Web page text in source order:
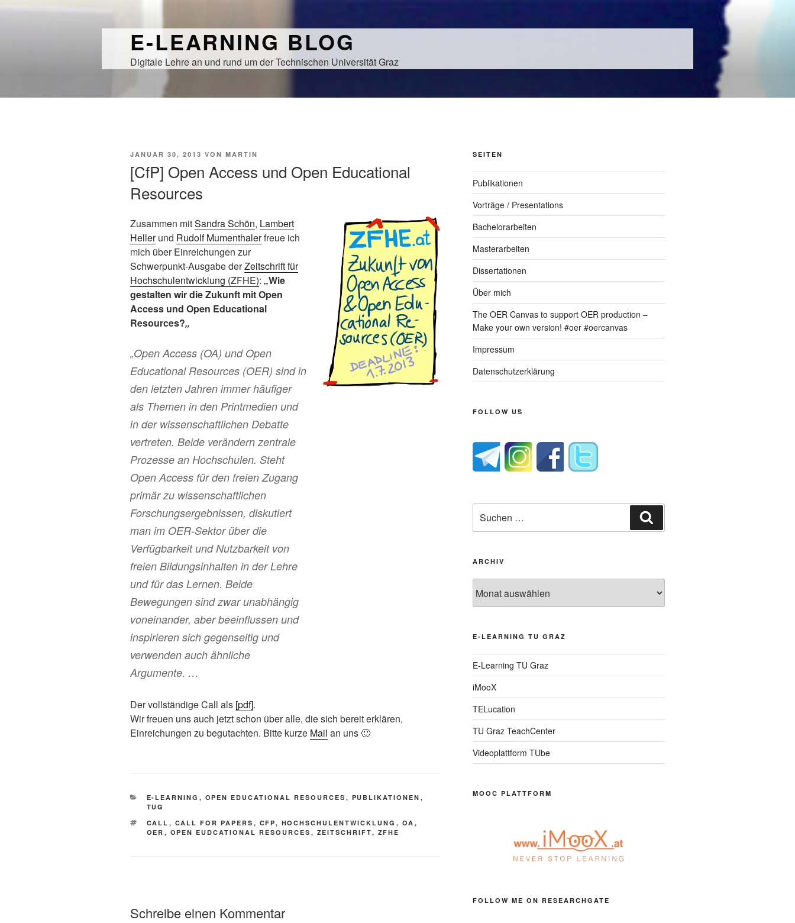
E-LEARNING BLOG
Digitale Lehre an und rund um der Technischen Universität Graz
VERÖFFENTLICHT
JANUAR 30, 2013 VON MARTIN
[CfP] Open Access und Open Educational
Resources
Zusammen mitSandra Schön, Lambert
Hellerund Rudolf Mumenthalerfreue ich
mich über Einreichungen zur
Schwerpunkt-Ausgabe derZeitschrift für
Hochschulentwicklung (ZFHE): „Wie
gestalten wir die Zukunft mit Open
Access und Open Educational
Resources?„
„Open Access (OA) und Open
Educational Resources (OER) sind in
den letzten Jahren immer häufiger
als Themen in den Printmedien und
in der wissenschaftlichen Debatte
vertreten. Beide verändern zentrale
Prozesse an Hochschulen. Steht
Open Access für den freien Zugang
primär zu wissenschaftlichen
Forschungsergebnissen, diskutiert
man im OER-Sektor über die
Verfügbarkeit und Nutzbarkeit von
freien Bildungsinhalten in der Lehre
und für das Lernen. Beide
Bewegungen sind zwar unabhängig
voneinander, aber beeinflussen und
inspirieren sich gegenseitig und
verwenden auch ähnliche
Argumente. …
Der vollständige Call als [pdf].
Wir freuen uns auch jetzt schon über alle, die sich bereit erklären,
Einreichungen zu begutachten. Bitte kurze Mail an uns 🙂
KATEGORIEN
E-LEARNING , OPEN EDUCATIONAL RESOURCES , PUBLIKATIONEN ,
TUG
SCHLAGWÖRTER
CALL , CALL FOR PAPERS , CFP, HOCHSCHULENTWICKLUNG , OA ,
OER , OPEN EUDCATIONAL RESOURCES , ZEITSCHRIFT, ZFHE
Schreibe einen Kommentar
SEITEN
Publikationen
Vorträge / Presentations
Bachelorarbeiten
Masterarbeiten
Dissertationen
Über mich
The OER Canvas to support OER production –
Make your own version! #oer #oercanvas
Impressum
Datenschutzerklärung
FOLLOW US
nach:
ARCHIV
E-LEARNING TU GRAZ
E-Learning TU Graz
iMooX
TELucation
TU Graz TeachCenter
Videoplattform TUbe
MOOC PLATTFORM
FOLLOW ME ON RESEARCHGATE